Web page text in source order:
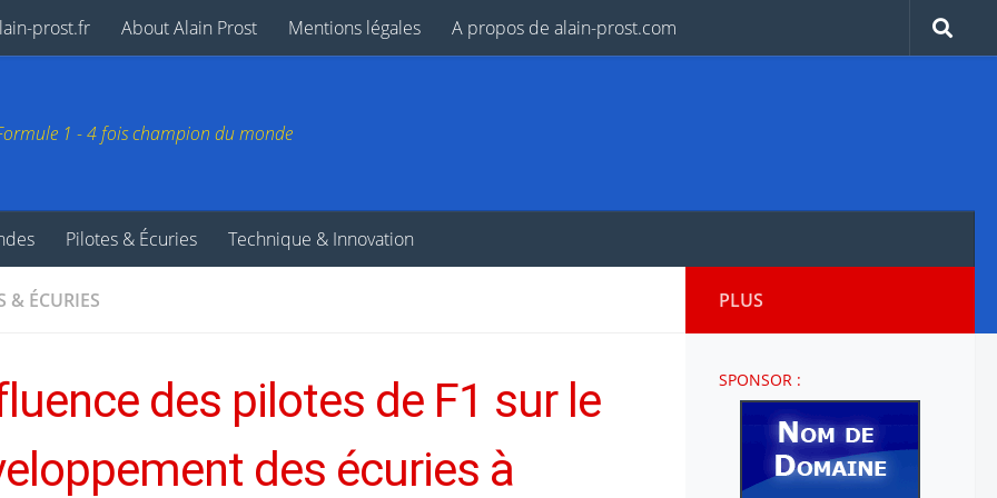
prost.fr About Alain Prost Mentions légales A propos de alain-prost.com
1 - 4 fois champion du monde
Pilotes & Écuries Technique & Innovation
& ÉCURIES
des pilotes de F1 sur le
des écuries à
PLUS
SPONSOR :